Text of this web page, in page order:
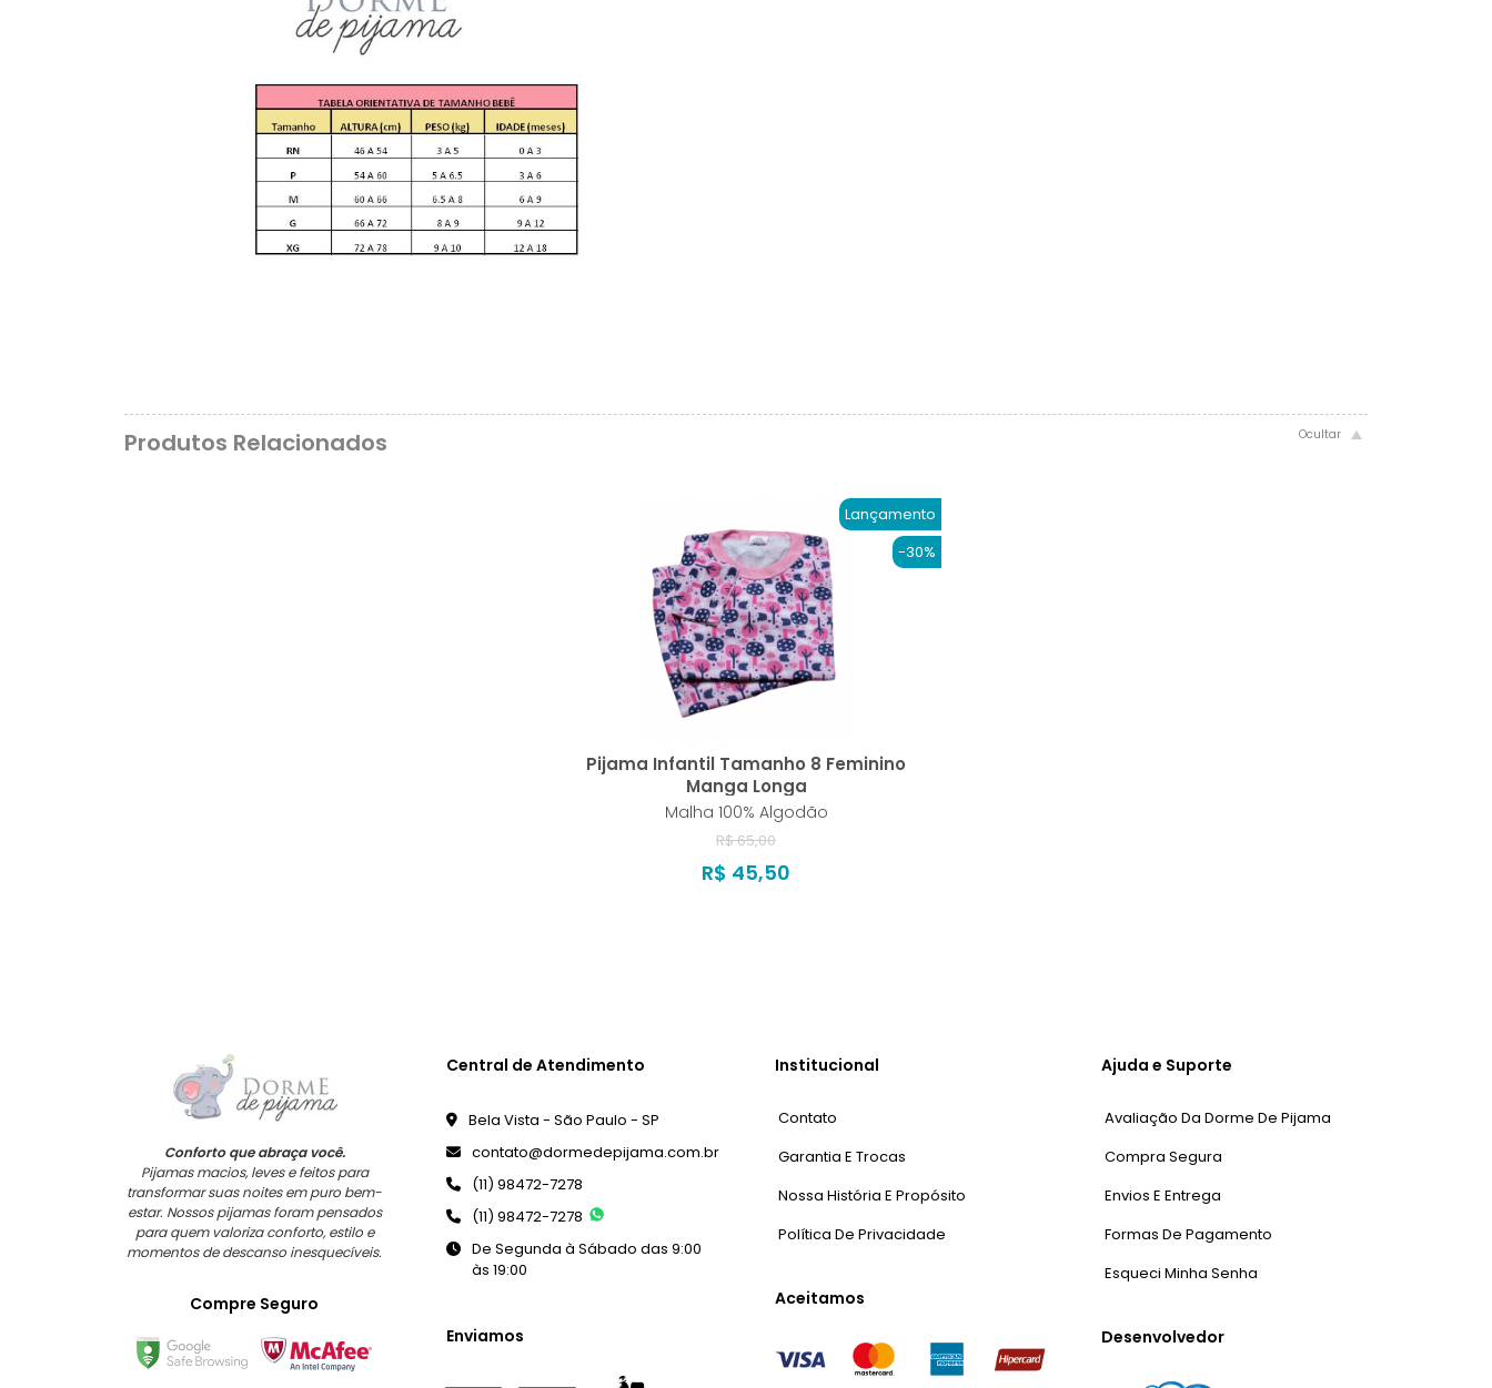
Produtos Relacionados
Lançamento
-30%
Pijama Infantil Tamanho 8 Feminino
Manga Longa
Malha 100% Algodão
R$ 65,00
R$ 45,50
Conforto que abraça você.
Pijamas macios, leves e feitos para
transformar suas noites em puro bem-
estar. Nossos pijamas foram pensados
para quem valoriza conforto, estilo e
momentos de descanso inesquecíveis.
Compre Seguro
Central de Atendimento
Bela Vista - São Paulo - SP
contato@dormedepijama.com.br
(11) 98472-7278
(11) 98472-7278
De Segunda à Sábado das 9:00
às 19:00
Enviamos
Institucional
Contato
Garantia E Trocas
Nossa História E Propósito
Política De Privacidade
Aceitamos
Ajuda e Suporte
Avaliação Da Dorme De Pijama
Compra Segura
Envios E Entrega
Formas De Pagamento
Esqueci Minha Senha
Desenvolvedor